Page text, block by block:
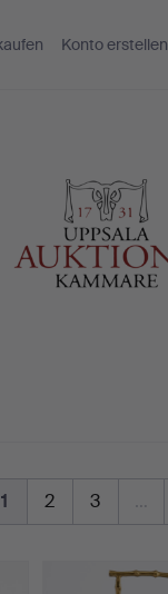
Konto erstellen
1 2 3 …